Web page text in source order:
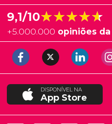
9,1/10★★★★★
★★★★★
+5.000.000 opiniões
DISPONÍVEL NA
App Store